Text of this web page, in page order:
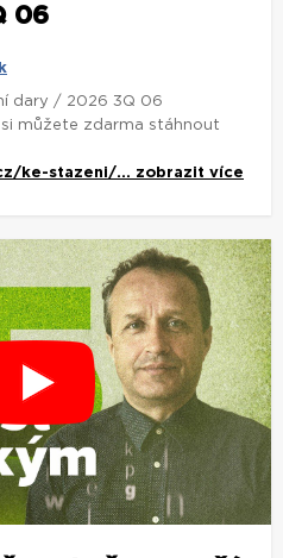
06
dary / 2026 3Q 06
můžete zdarma stáhnout
ke-stazeni/... zobrazit více